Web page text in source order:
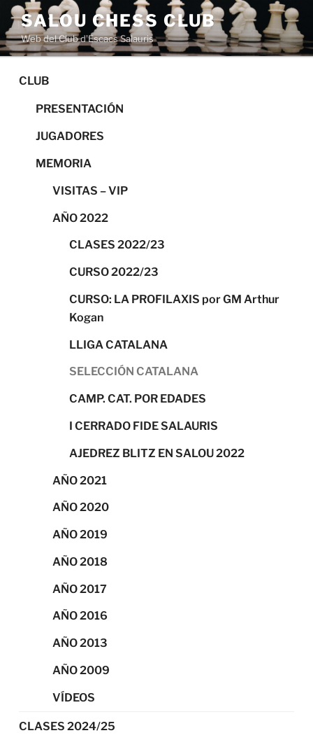
Saltar
contenido
SALOU CHESS CLUB
Web del Club d’Escacs Salauris
CLUB
PRESENTACIÓN
JUGADORES
MEMORIA
VISITAS – VIP
AÑO 2022
CLASES 2022/23
CURSO 2022/23
CURSO: LA PROFILAXIS por GM Arthur
Kogan
LLIGA CATALANA
SELECCIÓN CATALANA
CAMP. CAT. POR EDADES
I CERRADO FIDE SALAURIS
AJEDREZ BLITZ EN SALOU 2022
AÑO 2021
AÑO 2020
AÑO 2019
AÑO 2018
AÑO 2017
AÑO 2016
AÑO 2013
AÑO 2009
VÍDEOS
CLASES 2024/25